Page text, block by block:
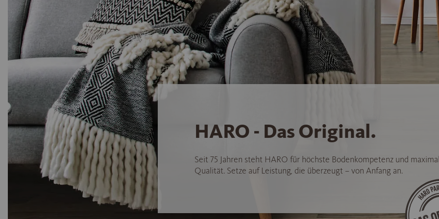
HARO - Das Original.
Seit 75 Jahren steht HARO für höchste Bodenkompetenz und
Qualität. Setze auf Leistung, die überzeugt – von Anfang an.